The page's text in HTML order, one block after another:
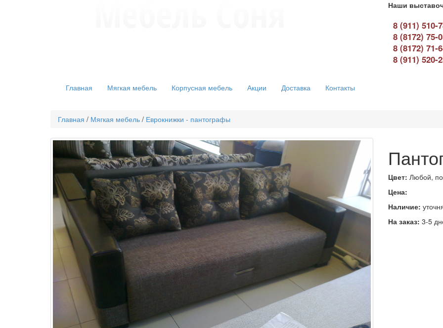
Наши
8 (911) 510-
8 (8172) 75-
8 (8172) 71-
8 (911) 520-
Главная Мягкая мебель Корпусная мебель Акции Доставка Контакты
Главная / Мягкая мебель / Еврокнижки - пантографы
Цвет: Любой,
Цена:
Наличие:
На заказ: 3-5